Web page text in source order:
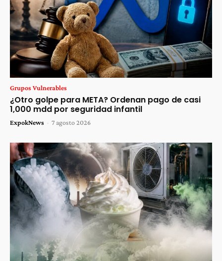
Grupos Vulnerables
¿Otro golpe para META? Ordenan pago de casi
1,000 mdd por seguridad infantil
ExpokNews - 7 agosto 2026